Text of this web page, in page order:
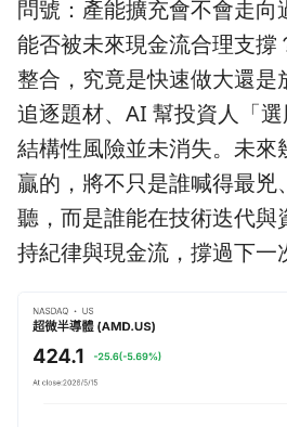
問號：產能擴充會不會走向
能否被未來現金流合理支撐
整合，究竟是快速做大還是
追逐題材、AI 幫投資人「
結構性風險並未消失。未來
贏的，將不只是誰喊得最兇
聽，而是誰能在技術迭代與
持紀律與現金流，撐過下一